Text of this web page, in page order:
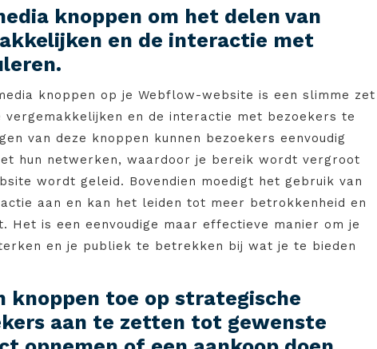
knoppen om het delen van
en de interactie met
knoppen op je Webflow-website is een slimme zet
en de interactie met bezoekers te
van deze knoppen kunnen bezoekers eenvoudig
hun netwerken, waardoor je bereik wordt vergroot
wordt geleid. Bovendien moedigt het gebruik van
aan en kan het leiden tot meer betrokkenheid en
Het is een eenvoudige maar effectieve manier om je
en je publiek te betrekken bij wat je te bieden
knoppen toe op strategische
aan te zetten tot gewenste